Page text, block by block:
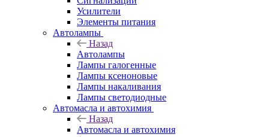
Усилители
Элементы питания
Автолампы
Назад
Автолампы
Лампы галогенные
Лампы ксеноновые
Лампы накаливания
Лампы светодиодные
Автомасла и автохимия
Назад
Автомасла и автохимия